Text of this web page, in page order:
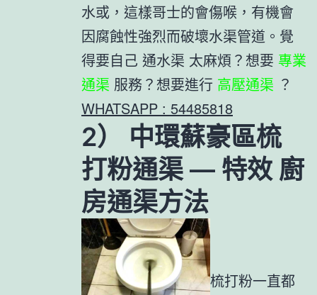
水或，這樣哥士的會傷喉，有機會
因腐蝕性強烈而破壞水渠管道。覺
得要自己 通水渠 太麻煩？想要 專業
通渠 服務？想要進行 高壓通渠 ？
WHATSAPP : 54485818
2） 中環蘇豪區梳
打粉通渠 — 特效 廚
房通渠方法
梳打粉一直都